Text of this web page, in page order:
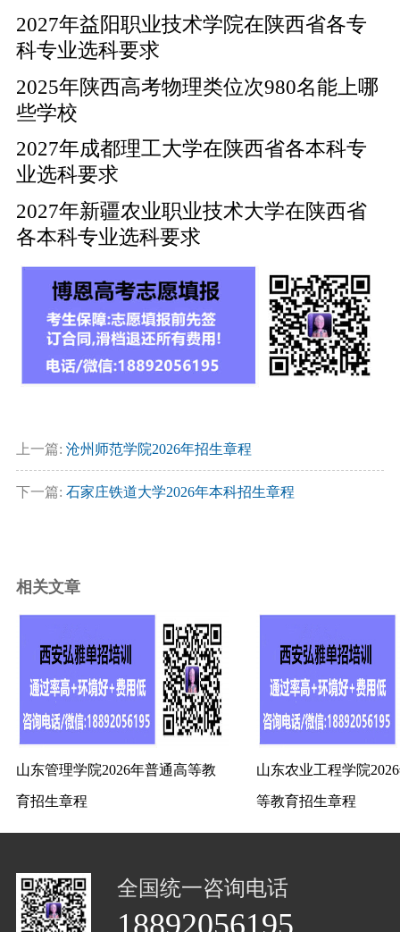
2027年益阳职业技术学院在陕西省各专
科专业选科要求
2025年陕西高考物理类位次980名能上哪
些学校
2027年成都理工大学在陕西省各本科专
业选科要求
2027年新疆农业职业技术大学在陕西省
各本科专业选科要求
上一篇: 沧州师范学院2026年招生章程
下一篇: 石家庄铁道大学2026年本科招生章程
相关文章
山东管理学院2026年普通高等教
育招生章程
山东农业工程学院
等教育招生章程
全国统一咨询电话
18892056195